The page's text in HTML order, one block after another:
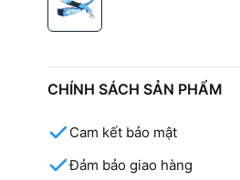
CHÍNH SÁCH SẢN PHẨM
Cam kết bảo mật
Đảm bảo giao hàng